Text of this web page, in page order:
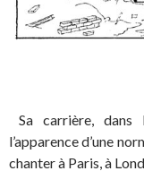
Sa carrière, dans
l’apparence d’une
chanter à Paris, à